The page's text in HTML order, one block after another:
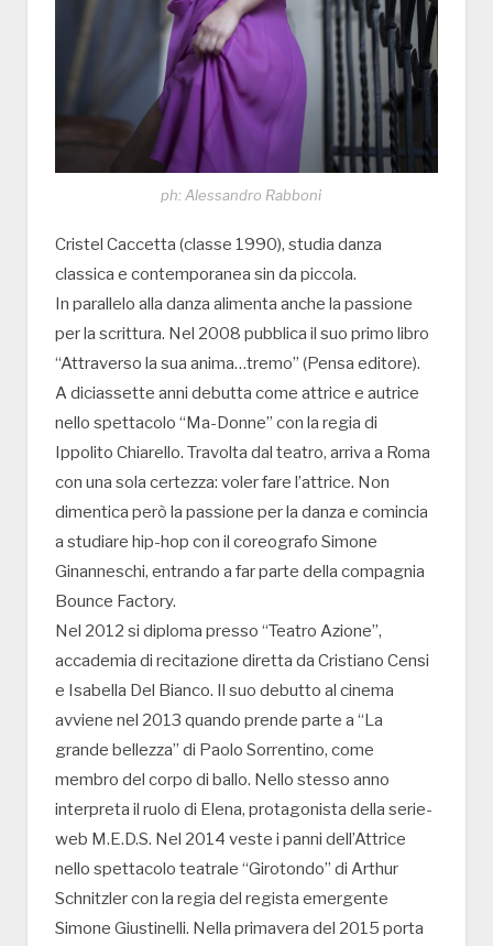
ph: Alessandro Rabboni
Cristel Caccetta (classe 1990), studia danza
classica e contemporanea sin da piccola.
In parallelo alla danza alimenta anche la passione
per la scrittura. Nel 2008 pubblica il suo primo libro
“Attraverso la sua anima…tremo” (Pensa editore).
A diciassette anni debutta come attrice e autrice
nello spettacolo “Ma-Donne” con la regia di
Ippolito Chiarello. Travolta dal teatro, arriva a Roma
con una sola certezza: voler fare l’attrice. Non
dimentica però la passione per la danza e comincia
a studiare hip-hop con il coreografo Simone
Ginanneschi, entrando a far parte della compagnia
Bounce Factory.
Nel 2012 si diploma presso “Teatro Azione”,
accademia di recitazione diretta da Cristiano Censi
e Isabella Del Bianco. Il suo debutto al cinema
avviene nel 2013 quando prende parte a “La
grande bellezza” di Paolo Sorrentino, come
membro del corpo di ballo. Nello stesso anno
interpreta il ruolo di Elena, protagonista della serie-
web M.E.D.S. Nel 2014 veste i panni dell’Attrice
nello spettacolo teatrale “Girotondo” di Arthur
Schnitzler con la regia del regista emergente
Simone Giustinelli. Nella primavera del 2015 porta